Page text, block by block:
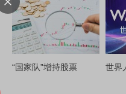
“国家队”增持股票 世界